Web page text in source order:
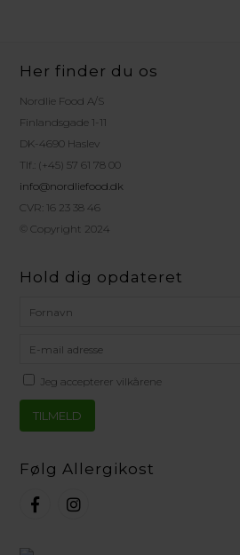
Her finder du os
Nordlie Food A/S
Finlandsgade 1-11
DK-4690 Haslev
Tlf.: (+45) 57 61 78 00
info@nordliefood.dk
CVR: 16 23 38 46
© Copyright 2024
Hold dig opdateret
Jeg accepterer vilkårene
Følg Allergikost